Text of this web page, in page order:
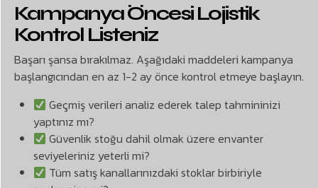
Kampanya Öncesi Lojistik
Kontrol Listeniz
Başarı şansa bırakılmaz. Aşağıdaki maddeleri kampanya
başlangıcından en az 1-2 ay önce kontrol etmeye başlayın.
Geçmiş verileri analiz ederek talep tahmininizi
yaptınız mı?
Güvenlik stoğu dahil olmak üzere envanter
seviyeleriniz yeterli mi?
Tüm satış kanallarınızdaki stoklar birbiriyle